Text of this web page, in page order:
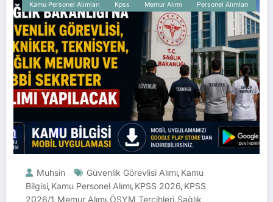
Kamu Personel Alımları Kpss Memur Alımı Personel Alımları
Muhsin Güvenlik Görevlisi Alımı, Kamu
Bilgisi, Kamu Personel Alımı, KPSS 2026, KPSS
2026/1 Memur Alımı ÖSYM Tercihleri Sağlık